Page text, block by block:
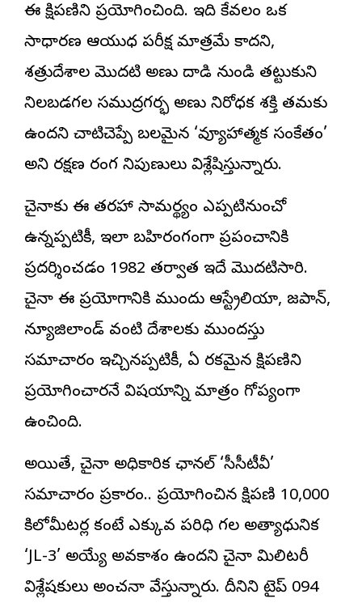
ఈ క్షిపణిని ప్రయోగించింది. ఇది కేవలం ఒక
సాధారణ ఆయుధ పరీక్ష మాత్రమే కాదని,
శత్రుదేశాల మొదటి అణు దాడి నుండి తట్టుకుని
నిలబడగల సముద్రగర్భ అణు నిరోధక శక్తి తమకు
ఉందని చాటిచెప్పే బలమైన ‘వ్యూహాత్మక సంకేతం’
అని రక్షణ రంగ నిపుణులు విశ్లేషిస్తున్నారు.
చైనాకు ఈ తరహా సామర్థ్యం ఎప్పటినుంచో
ఉన్నప్పటికీ, ఇలా బహిరంగంగా ప్రపంచానికి
ప్రదర్శించడం 1982 తర్వాత ఇదే మొదటిసారి.
చైనా ఈ ప్రయోగానికి ముందు ఆస్ట్రేలియా, జపాన్,
న్యూజిలాండ్ వంటి దేశాలకు ముందస్తు
సమాచారం ఇచ్చినప్పటికీ, ఏ రకమైన క్షిపణిని
ప్రయోగించారనే విషయాన్ని మాత్రం గోప్యంగా
ఉంచింది.
అయితే, చైనా అధికారిక ఛానల్ ‘సీసీటీవీ’
సమాచారం ప్రకారం.. ప్రయోగించిన క్షిపణి 10,000
కిలోమీటర్ల కంటే ఎక్కువ పరిధి గల అత్యాధునిక
‘JL-3’ అయ్యే అవకాశం ఉందని చైనా మిలిటరీ
విశ్లేషకులు అంచనా వేస్తున్నారు. దీనిని టైప్ 094